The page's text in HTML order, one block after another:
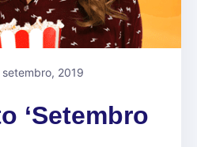
2019
‘Setembro